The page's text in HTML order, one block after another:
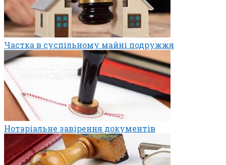
Частка в суспільному майні подружжя
Нотаріальне завірення документів